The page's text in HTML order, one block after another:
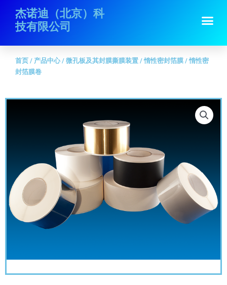
杰诺迪（北京）科
技有限公司
首页/产品中心 微孔板及其封膜撕膜装置
首页 / 产品中心/ 微孔板及其封膜撕膜装置 /惰性密封箔膜 / 惰性密
封箔膜卷